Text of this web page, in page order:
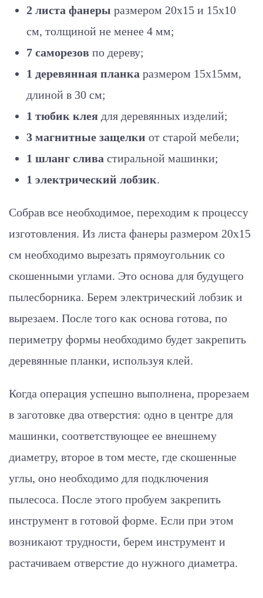
2 листа фанеры размером 20х15 и 15х10
см, толщиной не менее 4 мм;
7 саморезов по дереву;
1 деревянная планка размером 15х15мм,
длиной в 30 см;
1 тюбик клея для деревянных изделий;
3 магнитные защелки от старой мебели;
1 шланг слива стиральной машинки;
1 электрический лобзик.
Собрав все необходимое, переходим к процессу
изготовления. Из листа фанеры размером 20х15
см необходимо вырезать прямоугольник со
скошенными углами. Это основа для будущего
пылесборника. Берем электрический лобзик и
вырезаем. После того как основа готова, по
периметру формы необходимо будет закрепить
деревянные планки, используя клей.
Когда операция успешно выполнена, прорезаем
в заготовке два отверстия: одно в центре для
машинки, соответствующее ее внешнему
диаметру, второе в том месте, где скошенные
углы, оно необходимо для подключения
пылесоса. После этого пробуем закрепить
инструмент в готовой форме. Если при этом
возникают трудности, берем инструмент и
растачиваем отверстие до нужного диаметра.